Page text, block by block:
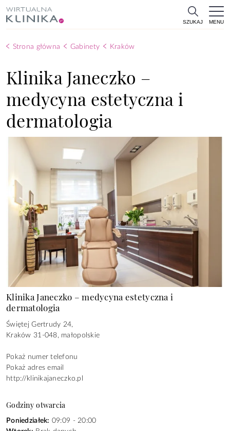
SZUKAJ MENU
Strona główna Gabinety Kraków
Klinika Janeczko –
medycyna estetyczna i
dermatologia
Klinika Janeczko – medycyna estetyczna i
dermatologia
Świętej Gertrudy 24,
Kraków 31-048, małopolskie
Pokaż numer telefonu
Pokaż adres email
http://klinikajaneczko.pl
Godziny otwarcia
Poniedziałek: 09:09 - 20:00